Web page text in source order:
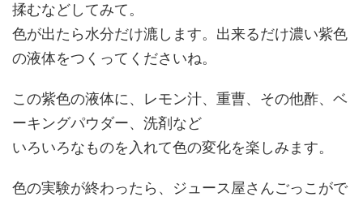
揉むなどしてみて。
色が出たら水分だけ漉します。出来るだけ濃い紫色
の液体をつくってくださいね。
この紫色の液体に、レモン汁、重曹、その他酢、ベ
ーキングパウダー、洗剤など
いろいろなものを入れて色の変化を楽しみます。
色の実験が終わったら、ジュース屋さんごっこがで